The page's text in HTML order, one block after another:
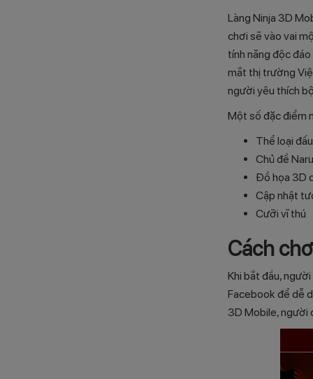
Làng Ninja 3D
chơi sẽ vào vai
tính năng độc
mắt thị trường
người yêu thích
Một số đặc điểm
Thể loại
Chủ đề
Đồ họa 3D
Cập nhật
Cưỡi vĩ thú
Cách
Khi bắt đầu,
Facebook để dễ
3D Mobile, người